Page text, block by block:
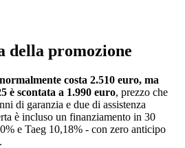
della promozione
costa 2.510 euro, ma
è scontata a 1.990 euro, prezzo che
di garanzia e due di assistenza
è incluso un finanziamento in 30
e Taeg 10,18% - con zero anticipo